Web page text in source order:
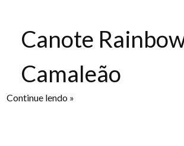
Canote
Camaleão
Continue lendo »